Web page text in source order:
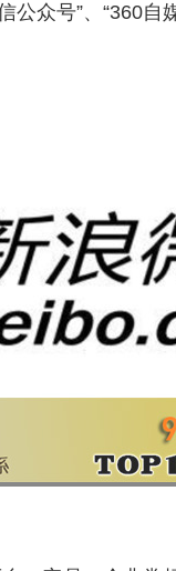
公众号”、“360自